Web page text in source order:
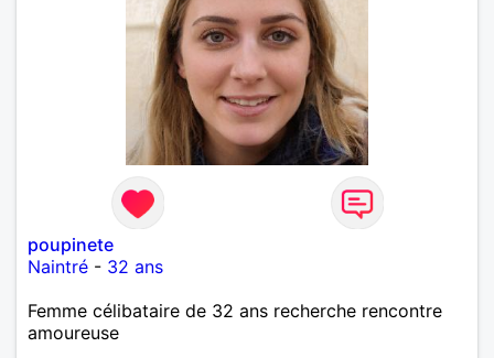
poupinete
Naintré - 32 ans
Femme célibataire de 32 ans recherche rencontre
amoureuse